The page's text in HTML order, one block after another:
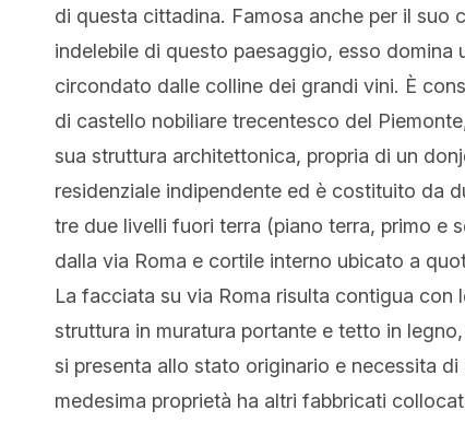
di questa cittadina. Famosa anche per il suo
indelebile di questo paesaggio, esso
circondato dalle colline dei grandi vini. È
di castello nobiliare trecentesco del
sua struttura architettonica, propria di un
residenziale indipendente ed è costituito da
tre due livelli fuori terra (piano terra, primo
dalla via Roma e cortile interno ubicato a
La facciata su via Roma risulta contigua
struttura in muratura portante e tetto in
si presenta allo stato originario e necessita
medesima proprietà ha altri fabbricati